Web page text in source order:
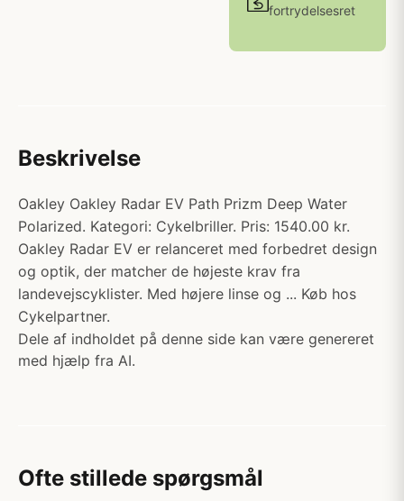
fortrydelsesret
Beskrivelse
Oakley Oakley Radar EV Path Prizm Deep Water
Polarized. Kategori: Cykelbriller. Pris: 1540.00 kr.
Oakley Radar EV er relanceret med forbedret design
og optik, der matcher de højeste krav fra
landevejscyklister. Med højere linse og ... Køb hos
Cykelpartner.
Dele af indholdet på denne side kan være genereret
med hjælp fra AI.
Ofte stillede spørgsmål